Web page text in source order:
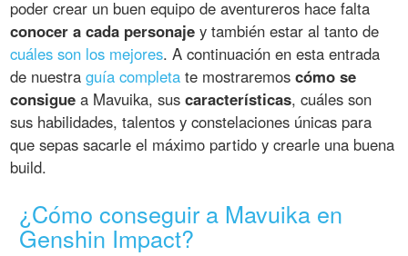
poder crear un buen equipo de aventureros hace falta
conocer a cada personaje y también estar al tanto de
cuáles son los mejores. A continuación en esta entrada
de nuestraguía completa te mostraremoscómo se
consigue a Mavuika, suscaracterísticas, cuáles son
sus habilidades, talentos y constelaciones únicas para
que sepas sacarle el máximo partido y crearle una buena
build.
¿Cómo conseguir a Mavuika en
Genshin Impact?